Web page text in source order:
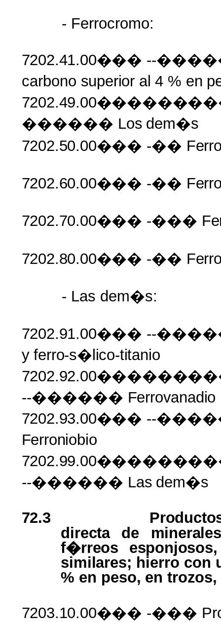
- Ferrocromo:
7202.41.00��� --
carbono superior al4 % en
������ Los dem�s
7202.50.00��� -��
7202.60.00��� -��
7202.70.00��� -���
7202.80.00��� -��
- Las dem�s:
7202.91.00��� --
y ferro-s�lico-titanio
--������ Ferrovanadio
7202.93.00��� --
Ferroniobio
--������ Las dem�s
72.3
directa de
f�rreos
similares; hierro con
% en peso, en
7203.10.00��� -���